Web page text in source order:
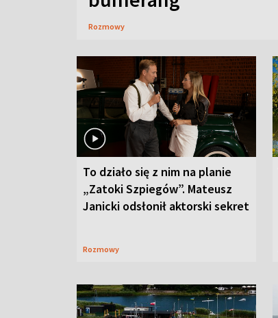
Rozmowy
To działo się z nim na planie
„Zatoki Szpiegów”. Mateusz
Janicki odsłonił aktorski sekret
Rozmowy